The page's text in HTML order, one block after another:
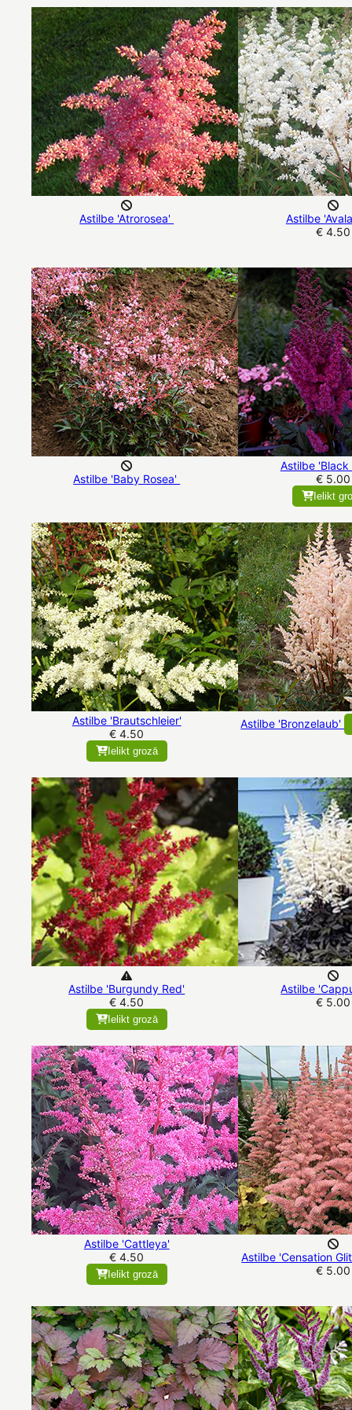
Astilbe 'Atrorosea'
Astilbe
€ 4.50
Astilbe 'Baby Rosea'
Astilbe 'Black
€ 5.00
Ielikt
Astilbe 'Brautschleier'
€ 4.50
Ielikt grozā
Astilbe 'Bronzelaub'
Astilbe 'Burgundy Red'
€ 4.50
Ielikt grozā
Astilbe
€ 5.00
Astilbe 'Cattleya'
€ 4.50
Ielikt grozā
Astilbe 'Censation
€ 5.00